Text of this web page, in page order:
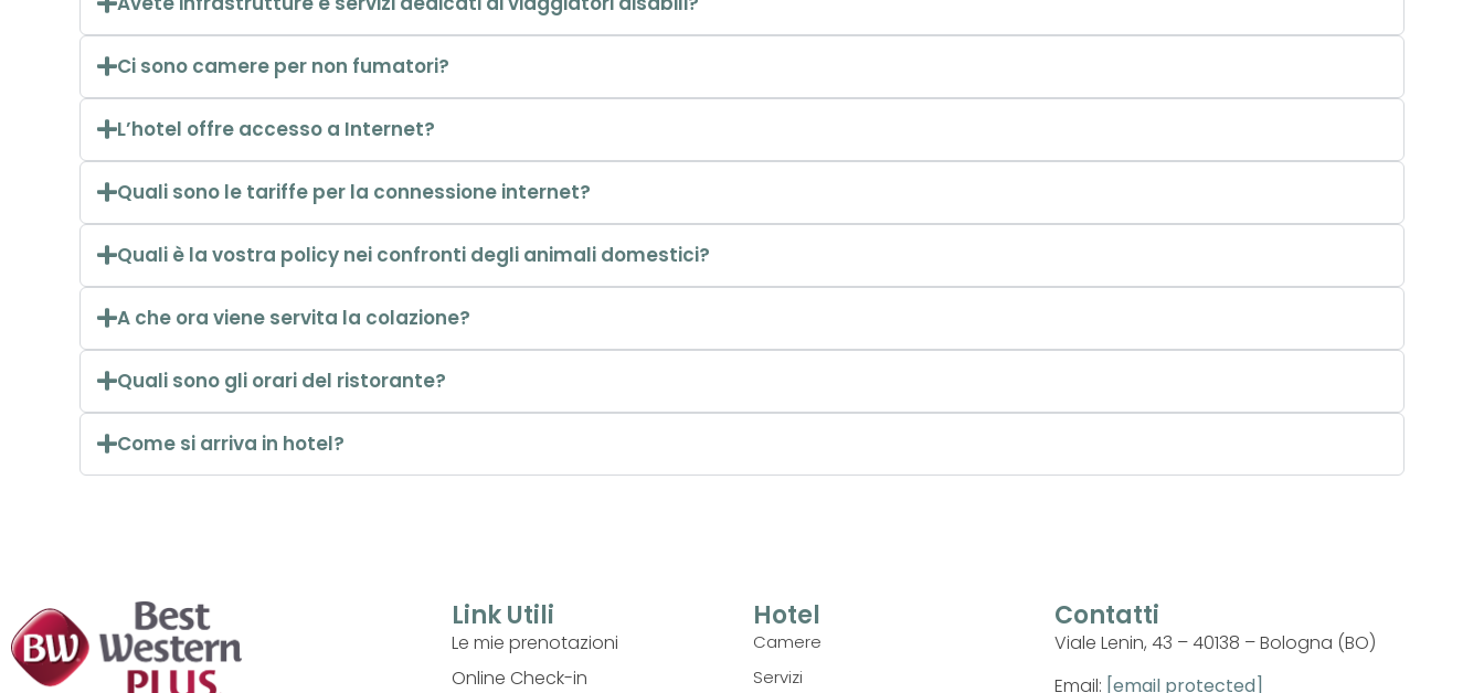
Ci sono camere per non fumatori?
L’hotel offre accesso a Internet?
Quali sono le tariffe per la connessione internet?
Quali è la vostra policy nei confronti degli animali domestici?
A che ora viene servita la colazione?
Quali sono gli orari del ristorante?
Come si arriva in hotel?
Link Utili
Le mie prenotazioni
Online Check-in
Hotel
Camere
Servizi
Contatti
Viale Lenin, 43 – 40138 – Bologna (BO)
Email: [email protected]